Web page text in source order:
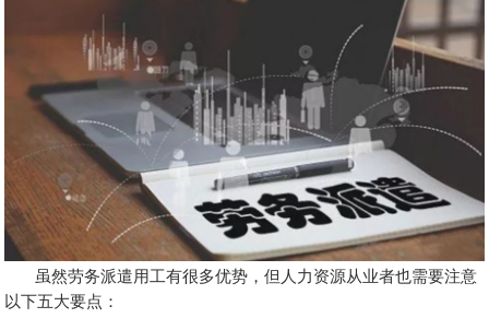
虽然劳务派遣用工有很多优势，但人力资源从业者也需要注意
以下五大要点：